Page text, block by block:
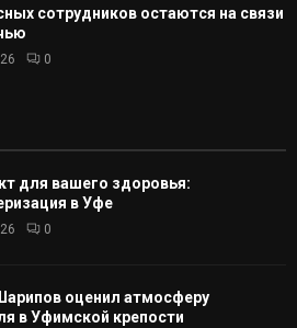
сотрудников остаются на связи
0
для вашего здоровья:
в Уфе
0
оценил атмосферу
в Уфимской крепости